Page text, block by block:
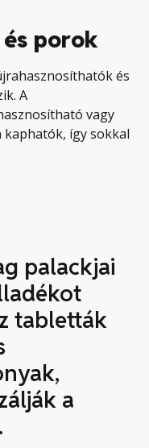
porok
és
A
vagy
így sokkal
palackjai
tabletták
a